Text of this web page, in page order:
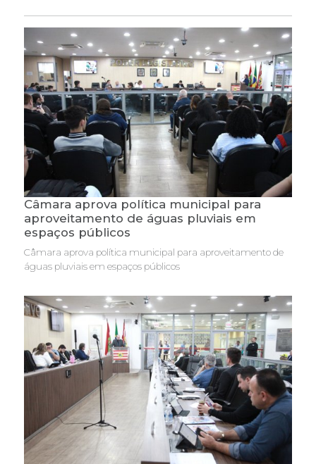
Câmara aprova política municipal para
aproveitamento de águas pluviais em
espaços públicos
Câmara aprova política municipal para aproveitamento de
águas pluviais em espaços públicos